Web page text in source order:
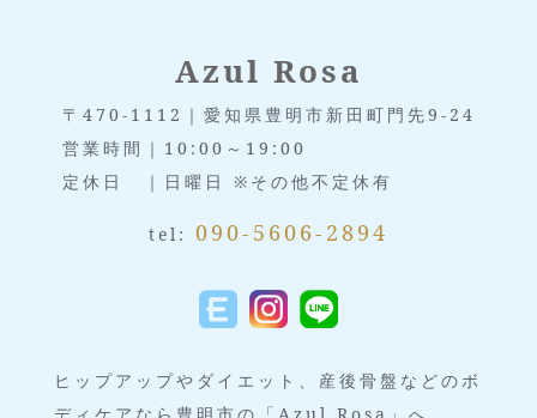
Azul Rosa
〒470-1112｜愛知県豊明市新田町門先9-24
営業時間｜10:00～19:00
定休日 ｜日曜日 ※その他不定休有
tel: 090-5606-2894
ヒップアップやダイエット、産後骨盤などのボ